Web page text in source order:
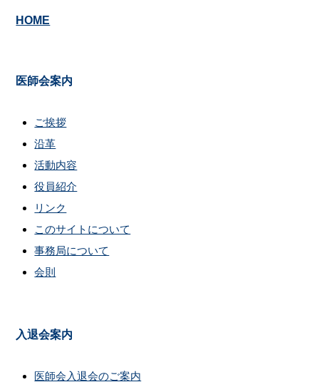
HOME
医師会案内
ご挨拶
沿革
活動内容
役員紹介
リンク
このサイトについて
事務局について
会則
入退会案内
医師会入退会のご案内